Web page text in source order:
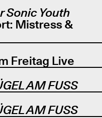
Sonic Youth
Mistress &
Freitag Live
AM FUSS
AM FUSS